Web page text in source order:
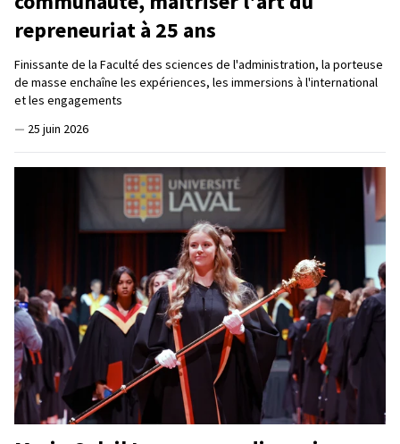
repreneuriat à 25 ans
Finissante de la Faculté des sciences de l'administration, la porteuse
de masse enchaîne les expériences, les immersions à l'international
et les engagements
— 25 juin 2026